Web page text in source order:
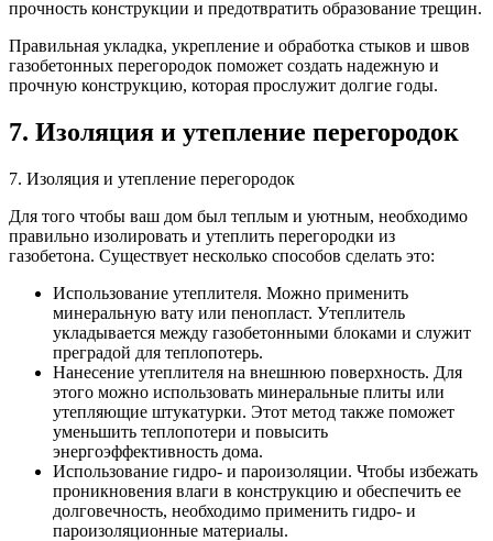
прочность конструкции и предотвратить образование трещин.
Правильная укладка, укрепление и обработка стыков и швов
газобетонных перегородок поможет создать надежную и
прочную конструкцию, которая прослужит долгие годы.
7. Изоляция и утепление перегородок
7. Изоляция и утепление перегородок
Для того чтобы ваш дом был теплым и уютным, необходимо
правильно изолировать и утеплить перегородки из
газобетона. Существует несколько способов сделать это:
Использование утеплителя. Можно применить
минеральную вату или пенопласт. Утеплитель
укладывается между газобетонными блоками и служит
преградой для теплопотерь.
Нанесение утеплителя на внешнюю поверхность. Для
этого можно использовать минеральные плиты или
утепляющие штукатурки. Этот метод также поможет
уменьшить теплопотери и повысить
энергоэффективность дома.
Использование гидро- и пароизоляции. Чтобы избежать
проникновения влаги в конструкцию и обеспечить ее
долговечность, необходимо применить гидро- и
пароизоляционные материалы.